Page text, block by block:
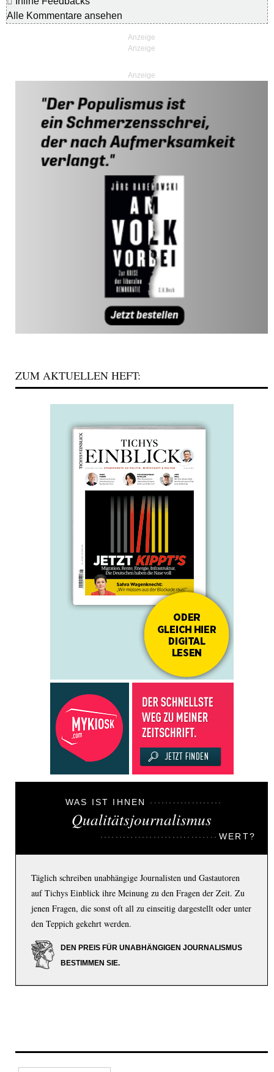
Alle Kommentare ansehen
Anzeige
ZUM AKTUELLEN HEFT:
WAS IST IHNEN
Qualitätsjournalismus
WERT?
Täglich schreiben unabhängige Journalisten und Gastautoren
auf Tichys Einblick ihre Meinung zu den Fragen der Zeit. Zu
jenen Fragen, die sonst oft all zu einseitig dargestellt oder unter
den Teppich gekehrt werden.
DEN PREIS FÜR UNABHÄNGIGEN JOURNALISMUS
BESTIMMEN SIE.